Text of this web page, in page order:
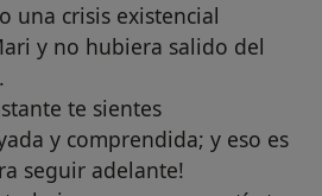
una crisis existencial
y no hubiera salido del
te sientes
y comprendida; y eso es
seguir adelante!